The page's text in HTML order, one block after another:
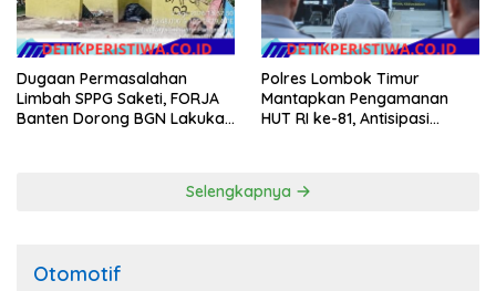
Dugaan Permasalahan
Limbah SPPG Saketi, FORJA
Banten Dorong BGN Lakukan
Polres Lombok Timur
Mantapkan Pengamanan
HUT RI ke-81, Antisipasi
Selengkapnya
Otomotif